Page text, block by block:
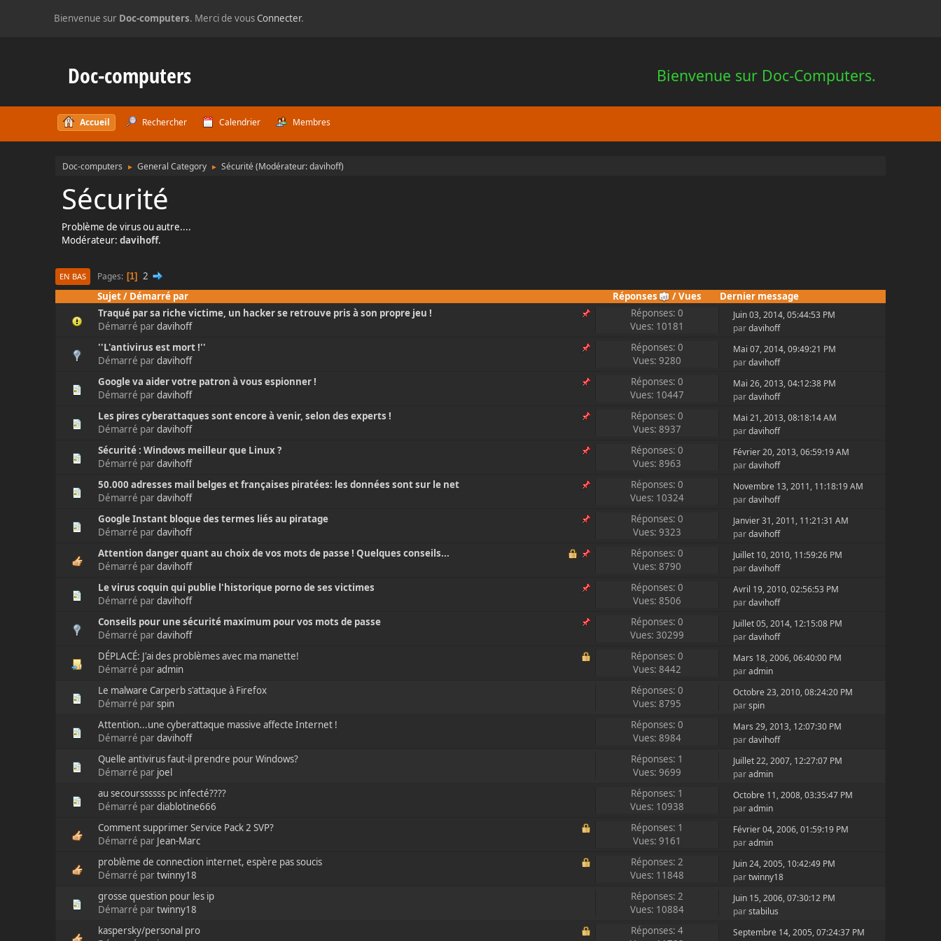
Bienvenue sur Doc-computers. Merci de vousConnecter.
Bienvenue sur Doc-Computers.
Doc-computers
Accueil Rechercher Calendrier Membres
Doc-computers ► General Category ► Sécurité (Modérateur:davihoff)
Sécurité
Problème de virus ou autre....
Modérateur:davihoff.
EN BAS Pages 1
2
Sujet/ Démarré par Réponses /Vues
Dernier message
Traqué par sa riche victime, un hacker se retrouve pris à son propre jeu !
Démarré pardavihoff
Réponses: 0
Vues: 10181
Juin 03, 2014, 05:44:53 PM
pardavihoff
''L'antivirus est mort !''
Démarré pardavihoff
Réponses: 0
Vues: 9280
Mai 07, 2014, 09:49:21 PM
pardavihoff
Google va aider votre patron à vous espionner !
Démarré pardavihoff
Réponses: 0
Vues: 10447
Mai 26, 2013, 04:12:38 PM
pardavihoff
Les pires cyberattaques sont encore à venir, selon des experts !
Démarré pardavihoff
Réponses: 0
Vues: 8937
Mai 21, 2013, 08:18:14 AM
pardavihoff
Sécurité : Windows meilleur que Linux ?
Démarré pardavihoff
Réponses: 0
Vues: 8963
Février 20, 2013, 06:59:19 AM
pardavihoff
50.000 adresses mail belges et françaises piratées: les données sont sur le net
Démarré pardavihoff
Réponses: 0
Vues: 10324
Novembre 13, 2011, 11:18:19 AM
pardavihoff
Google Instant bloque des termes liés au piratage
Démarré pardavihoff
Réponses: 0
Vues: 9323
Janvier 31, 2011, 11:21:31 AM
pardavihoff
Attention danger quant au choix de vos mots de passe ! Quelques conseils...
Démarré pardavihoff
Réponses: 0
Vues: 8790
Juillet 10, 2010, 11:59:26 PM
pardavihoff
Le virus coquin qui publie l'historique porno de ses victimes
Démarré pardavihoff
Réponses: 0
Vues: 8506
Avril 19, 2010, 02:56:53 PM
pardavihoff
Conseils pour une sécurité maximum pour vos mots de passe
Démarré pardavihoff
Réponses: 0
Vues: 30299
Juillet 05, 2014, 12:15:08 PM
pardavihoff
DÉPLACÉ: J'ai des problèmes avec ma manette!
Démarré paradmin
Réponses: 0
Vues: 8442
Mars 18, 2006, 06:40:00 PM
paradmin
Le malware Carperb s'attaque à Firefox
Démarré parspin
Réponses: 0
Vues: 8795
Octobre 23, 2010, 08:24:20 PM
parspin
Attention...une cyberattaque massive affecte Internet !
Démarré pardavihoff
Réponses: 0
Vues: 8984
Mars 29, 2013, 12:07:30 PM
pardavihoff
Quelle antivirus faut-il prendre pour Windows?
Démarré par joel
Réponses: 1
Vues: 9699
Juillet 22, 2007, 12:27:07 PM
paradmin
au secourssssss pc infecté????
Démarré pardiablotine666
Réponses: 1
Vues: 10938
Octobre 11, 2008, 03:35:47 PM
paradmin
Comment supprimer Service Pack 2 SVP?
Démarré par Jean-Marc
Réponses: 1
Vues: 9161
Février 04, 2006, 01:59:19 PM
paradmin
problème de connection internet, espère pas soucis
Démarré partwinny18
Réponses: 2
Vues: 11848
Juin 24, 2005, 10:42:49 PM
partwinny18
grosse question pour les ip
Démarré partwinny18
Réponses: 2
Vues: 10884
Juin 15, 2006, 07:30:12 PM
parstabilus
kaspersky/personal pro
Réponses: 4
Septembre 14, 2005, 07:24:37 PM